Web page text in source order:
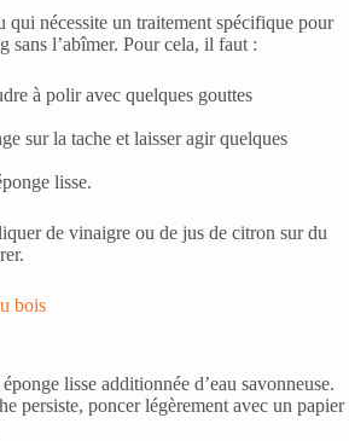
qui nécessite un traitement spécifique pour
sans l’abîmer. Pour cela, il faut :
à polir avec quelques gouttes
sur la tache et laisser agir quelques
lisse.
de vinaigre ou de jus de citron sur du
bois
lisse additionnée d’eau savonneuse.
persiste, poncer légèrement avec un papier